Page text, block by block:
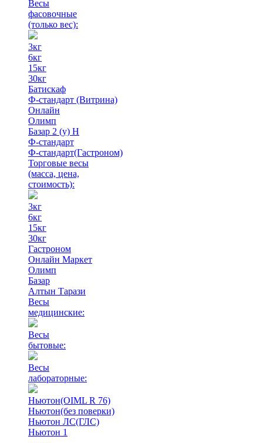
Весы
фасовочные
(только вес):
3кг
6кг
15кг
30кг
Батискаф
Ф-стандарт (Витрина)
Онлайн
Олимп
Базар 2 (у) Н
Ф-стандарт
Ф-стандарт(Гастроном)
Торговые весы
(масса, цена,
стоимость):
3кг
6кг
15кг
30кг
Гастроном
Онлайн Маркет
Олимп
Базар
Алтын Тарази
Весы
медицинские:
Весы
бытовые:
Весы
лабораторные:
Ньютон(OIML R 76)
Ньютон(без поверки)
Ньютон ЛС(ГЛС)
Ньютон 1